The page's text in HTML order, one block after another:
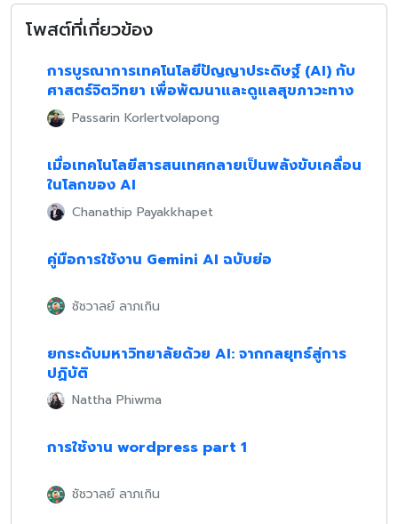
โพสต์ที่เกี่ยวข้อง
การบูรณาการเทคโนโลยีปัญญาประดิษฐ์ (AI) กับ
ศาสตร์จิตวิทยา เพื่อพัฒนาและดูแลสุขภาวะทาง
จิตใจPassarin Korlertvolapong
เมื่อเทคโนโลยีสารสนเทศกลายเป็นพลังขับเคลื่อน
ในโลกของ AI
Chanathip Payakkhapet
คู่มือการใช้งาน Gemini AI ฉบับย่อ
ชัชวาลย์ ลาภเกิน
ยกระดับมหาวิทยาลัยด้วย AI: จากกลยุทธ์สู่การ
ปฏิบัติ
Nattha Phiwma
การใช้งาน wordpress part 1
ชัชวาลย์ ลาภเกิน